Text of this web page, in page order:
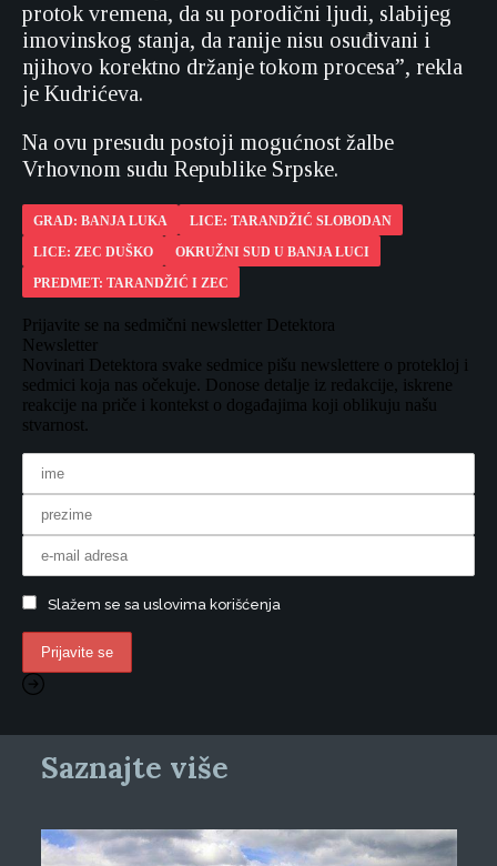
protok vremena, da su porodični ljudi, slabijeg
imovinskog stanja, da ranije nisu osuđivani i
njihovo korektno držanje tokom procesa”, rekla
je Kudrićeva.
Na ovu presudu postoji mogućnost žalbe
Vrhovnom sudu Republike Srpske.
GRAD: BANJA LUKA
LICE: TARANDŽIĆ SLOBODAN
LICE: ZEC DUŠKO
OKRUŽNI SUD U BANJA LUCI
PREDMET: TARANDŽIĆ I ZEC
Prijavite se na sedmični newsletter Detektora
Newsletter
Novinari Detektora svake sedmice pišu newslettere o protekloj i
sedmici koja nas očekuje. Donose detalje iz redakcije, iskrene
reakcije na priče i kontekst o događajima koji oblikuju našu
stvarnost.
Slažem se sa uslovima korišćenja
Saznajte više